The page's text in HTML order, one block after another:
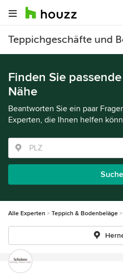
Teppichgeschäfte und
Finden Sie
Nähe
Beantworten Sie ein paar
Experten, die Ihnen helfen
Alle Experten Teppich & Bodenbeläge